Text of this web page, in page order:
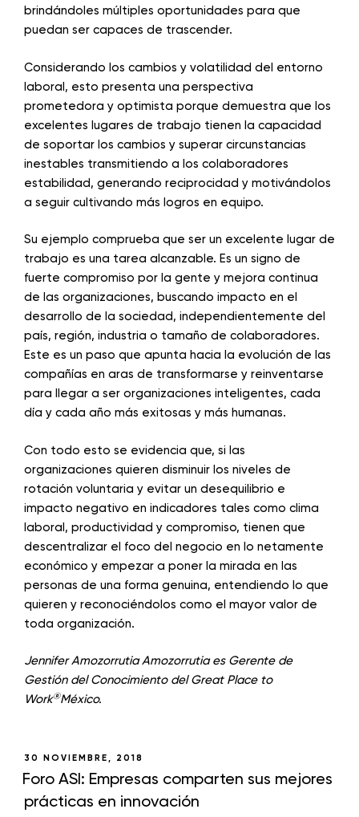
brindándoles múltiples oportunidades para que
puedan ser capaces de trascender.
Considerando los cambios y volatilidad del entorno
laboral, esto presenta una perspectiva
prometedora y optimista porque demuestra que los
excelentes lugares de trabajo tienen la capacidad
de soportar los cambios y superar circunstancias
inestables transmitiendo a los colaboradores
estabilidad, generando reciprocidad y motivándolos
a seguir cultivando más logros en equipo.
Su ejemplo comprueba que ser un excelente lugar de
trabajo es una tarea alcanzable. Es un signo de
fuerte compromiso por la gente y mejora continua
de las organizaciones, buscando impacto en el
desarrollo de la sociedad, independientemente del
país, región, industria o tamaño de colaboradores.
Este es un paso que apunta hacia la evolución de las
compañías en aras de transformarse y reinventarse
para llegar a ser organizaciones inteligentes, cada
día y cada año más exitosas y más humanas.
Con todo esto se evidencia que, si las
organizaciones quieren disminuir los niveles de
rotación voluntaria y evitar un desequilibrio e
impacto negativo en indicadores tales como clima
laboral, productividad y compromiso, tienen que
descentralizar el foco del negocio en lo netamente
económico y empezar a poner la mirada en las
personas de una forma genuina, entendiendo lo que
quieren y reconociéndolos como el mayor valor de
toda organización.
Jennifer Amozorrutia Amozorrutia es Gerente de
Gestión del Conocimiento del Great Place to
Work®México.
30 NOVIEMBRE, 2018
Foro ASI: Empresas comparten sus mejores
prácticas en innovación